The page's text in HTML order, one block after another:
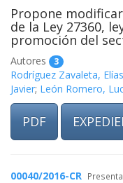
Propone
de la Ley 27360,
promoción del
Autores 3
Rodríguez Zavaleta,
Javier; León Romero,
PDF
00040/2016-CR